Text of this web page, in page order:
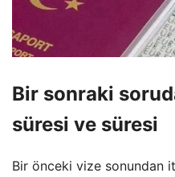
Bir sonraki
süresi ve süresi
Bir önceki vize sonundan